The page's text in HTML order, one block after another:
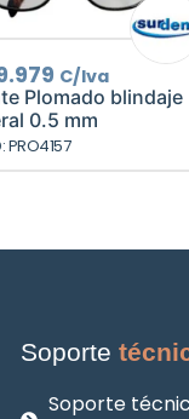
C/Iva
Plomado blindaje
0.5 mm
PRO4157
Soporte
Soporte